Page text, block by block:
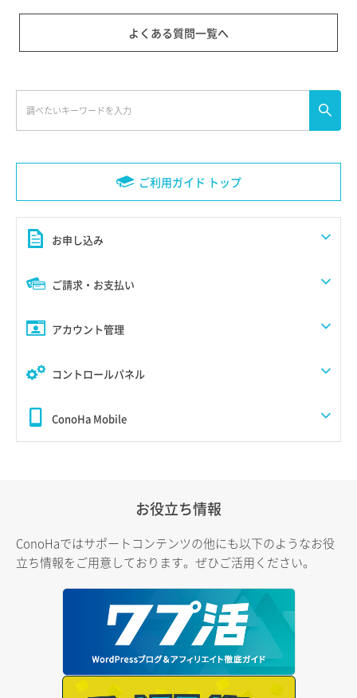
ご利用ガイド トップ
お申し込み
ご請求・お支払い
アカウント管理
コントロールパネル
ConoHa Mobile
よくある質問一覧へ
お役立ち情報
ConoHaではサポートコンテンツの他にも以下のようなお役
立ち情報をご用意しております。ぜひご活用ください。